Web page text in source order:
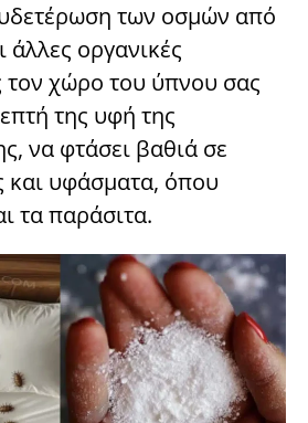
των οσμών από
άλλες οργανικές
τον χώρο του ύπνου σας
της υφή της
να φτάσει βαθιά σε
και υφάσματα, όπου
τα παράσιτα.